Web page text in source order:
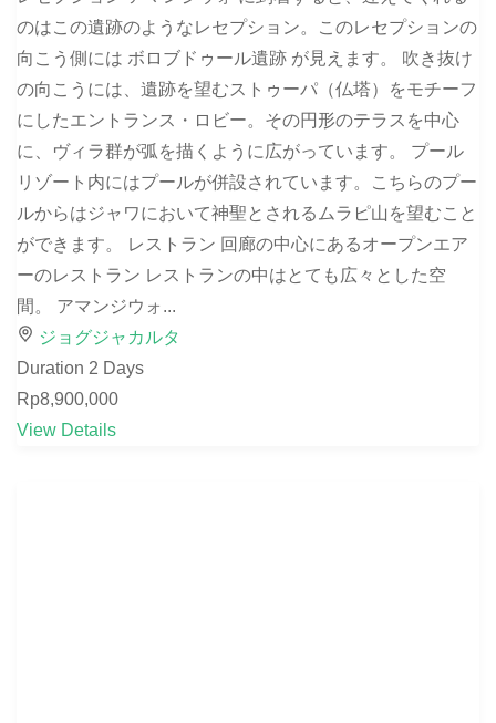
のはこの遺跡のようなレセプション。このレセプションの
向こう側には ボロブドゥール遺跡 が見えます。 吹き抜け
の向こうには、遺跡を望むストゥーパ（仏塔）をモチーフ
にしたエントランス・ロビー。その円形のテラスを中心
に、ヴィラ群が弧を描くように広がっています。 プール
リゾート内にはプールが併設されています。こちらのプー
ルからはジャワにおいて神聖とされるムラピ山を望むこと
ができます。 レストラン 回廊の中心にあるオープンエア
ーのレストラン レストランの中はとても広々とした空
間。 アマンジウォ...
ジョグジャカルタ
Duration 2 Days
Rp8,900,000
View Details